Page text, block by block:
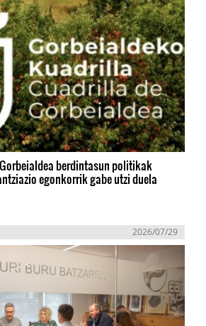
Gorbeialdea berdintasun politikak
egonkorrik gabe utzi duela
2026/07/29